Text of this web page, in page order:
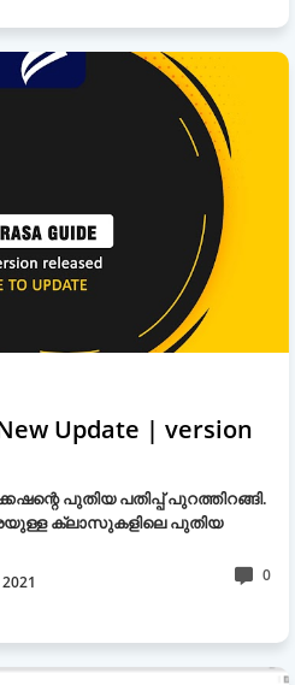
Update | version
പുതിയ പതിപ്പ് പുറത്തിറങ്ങി.
ക്ലാസുകളിലെ പുതിയ
0